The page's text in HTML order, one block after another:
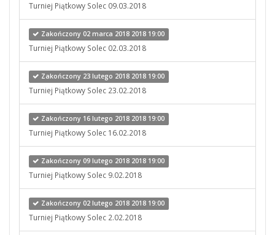
Turniej Piątkowy Solec 09.03.2018
Zakończony 02 marca 2018 2018 19:00
Turniej Piątkowy Solec 02.03.2018
Zakończony 23 lutego 2018 2018 19:00
Turniej Piątkowy Solec 23.02.2018
Zakończony 16 lutego 2018 2018 19:00
Turniej Piątkowy Solec 16.02.2018
Zakończony 09 lutego 2018 2018 19:00
Turniej Piątkowy Solec 9.02.2018
Zakończony 02 lutego 2018 2018 19:00
Turniej Piątkowy Solec 2.02.2018